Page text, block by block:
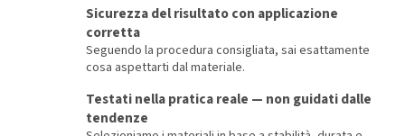
Sicurezza del risultato con applicazione
corretta
Seguendo la procedura consigliata, sai esattamente
cosa aspettarti dal materiale.
Testati nella pratica reale — non guidati dalle
tendenze